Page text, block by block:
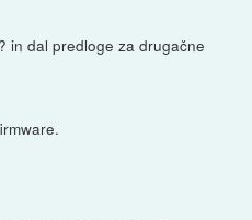
in dal predloge za drugačne